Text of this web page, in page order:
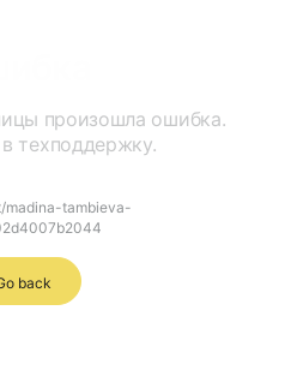
произошла ошибка.
техподдержку.
madina-tambieva-
back